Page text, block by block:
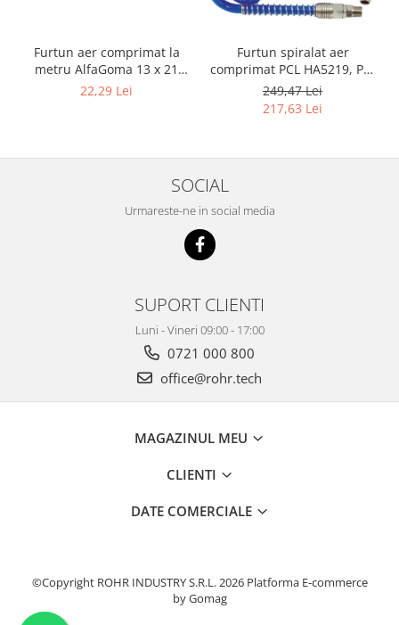
Furtun aer comprimat la
metru AlfaGoma 13 x 21
mm, 20 bar, rezistent la
22,29 Lei
Furtun spiralat aer
comprimat PCL HA5219, PU,
8 x 12 mm, 10 m, filet 1/4"
BSP
249,47 Lei
217,63 Lei
SOCIAL
Urmareste-ne in social media
SUPORT CLIENTI
Luni - Vineri 09:00 - 17:00
0721 000 800
office@rohr.tech
MAGAZINUL MEU
CLIENTI
DATE COMERCIALE
©Copyright ROHR INDUSTRY S.R.L. 2026 Platforma E-commerce
by Gomag